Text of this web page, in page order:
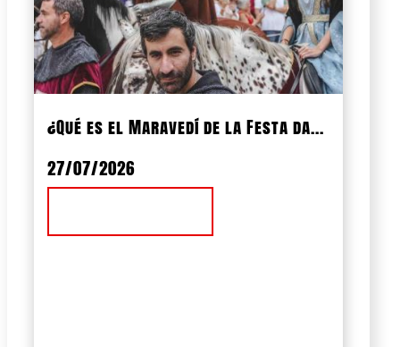
¿Qué es el Maravedí de la Festa da...
27/07/2026